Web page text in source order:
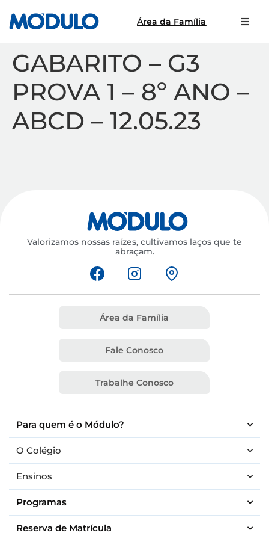
Área da Família
GABARITO – G3
PROVA 1 – 8º ANO –
ABCD – 12.05.23
Valorizamos nossas raízes, cultivamos laços que te
abraçam.
Para quem é o Módulo?
O Colégio
Ensinos
Programas
Reserva de Matrícula
Área da Família
Fale Conosco
Trabalhe Conosco